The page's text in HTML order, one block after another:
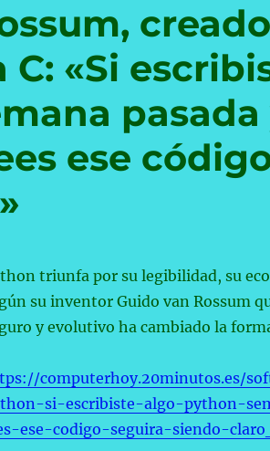
«Si
ese
triunfa por su legibilidad, su
su inventor Guido van Rossum
y evolutivo ha cambiado la
computerhoy.20minutos.es/
si-escribiste-algo-python-
ese-codigo-seguira-siendo-